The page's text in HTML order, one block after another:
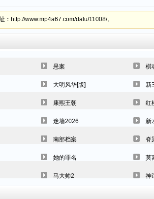
：http://www.mp4a67.com/dalu/11008/。
悬案 棋
大明风华[版] 新
康熙王朝 红
迷墙2026 新
南部档案 脊
她的罪名 莫
马大帅2 神